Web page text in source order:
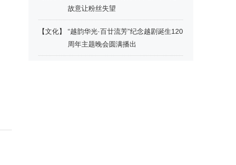
故意让粉丝失望
【文化】
“越韵华光·百廿流芳”纪念越剧诞生120
周年主题晚会圆满播出